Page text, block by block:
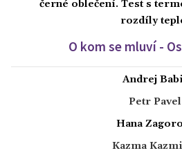
černé oblečení. Test s
rozdíly
O kom se mluví -
Andrej
Petr Pavel
Hana
Kazma